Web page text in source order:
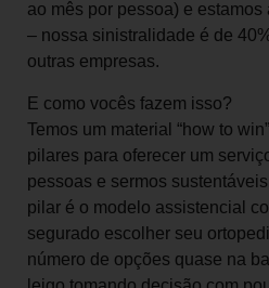
ao mês por pessoa) e
– nossa sinistralidade é de
outras empresas.
E como vocês fazem isso?
Temos um material “how to
pilares para oferecer um
pessoas e sermos
pilar é o modelo assistencial
segurado escolher seu
número de opções quase na